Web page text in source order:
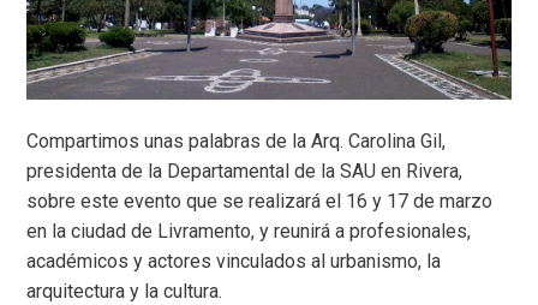
Compartimos unas palabras de la Arq. Carolina Gil,
presidenta de la Departamental de la SAU en Rivera,
sobre este evento que se realizará el 16 y 17 de marzo
en la ciudad de Livramento, y reunirá a profesionales,
académicos y actores vinculados al urbanismo, la
arquitectura y la cultura.